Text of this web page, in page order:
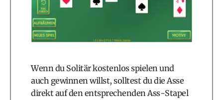
Wenn du Solitär kostenlos spielen und
auch gewinnen willst, solltest du die Asse
direkt auf den entsprechenden Ass-Stapel